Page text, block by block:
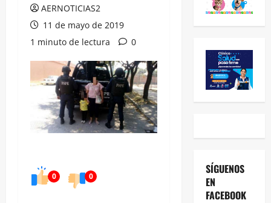
AERNOTICIAS2
11 de mayo de 2019
1 minuto de lectura
0
0 0
SÍGUENOS
EN
FACEBOOK